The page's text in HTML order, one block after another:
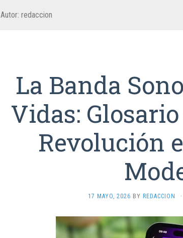
Autor: redaccion
La Banda
Vidas:
Revolución
17 MAYO, 2026 BY REDACCION ·